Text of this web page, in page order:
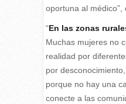
oportuna al médico”,
“En las zonas
Muchas mujeres no
realidad por
por
porque no hay una
conecte a las